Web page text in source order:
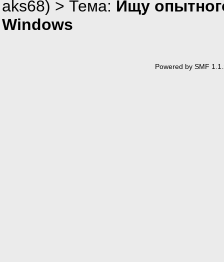
aks68) > Тема: Ищу
Windows
Powered by SMF